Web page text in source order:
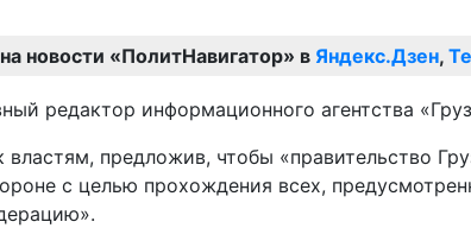
новости «ПолитНавигатор» в Яндекс.Дзен,
редактор информационного агентства
предложив, чтобы «правительство
с целью прохождения всех,